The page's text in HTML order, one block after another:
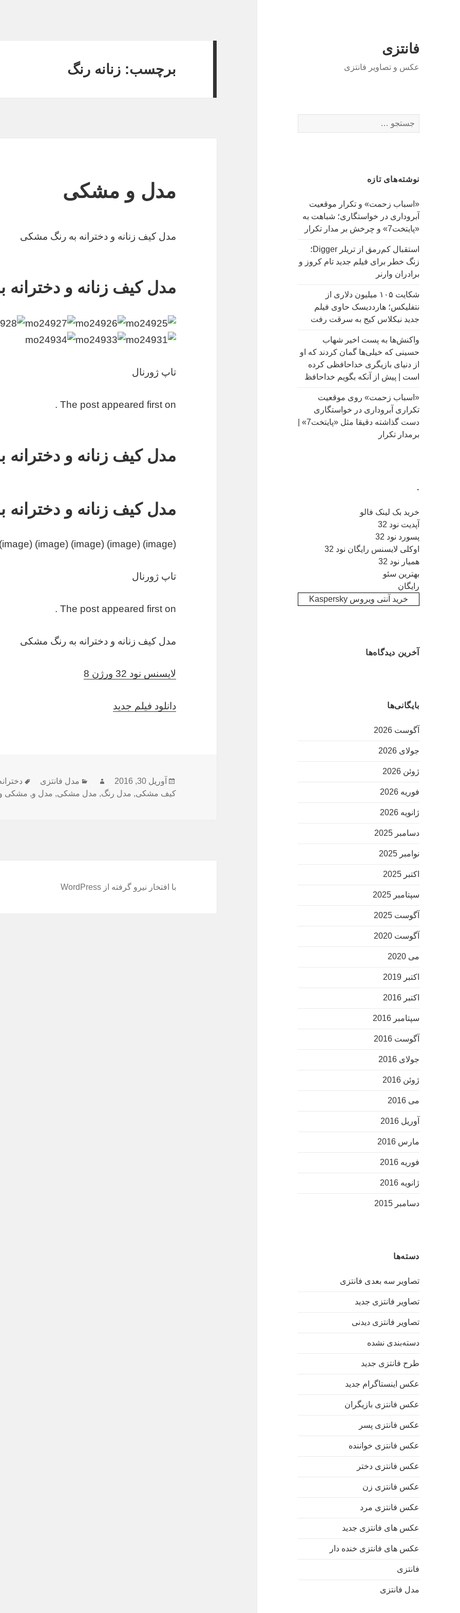
فانتزی
عکس و تصاویر فانتزی
س
ب
ا
ی
:
نوشته‌های تازه
«اسباب زحمت» و تکرار موقعیت
آبروداری در خواستگاری؛ شباهت به
«پایتخت7» و چرخش بر مدار تکرار
استقبال کم‌رمق از تریلر Digger؛
زنگ خطر برای فیلم جدید تام کروز و
برادران وارنر
شکایت ۱۰۵ میلیون دلاری از
نتفلیکس؛ هارددیسک حاوی فیلم
جدید نیکلاس کیج به سرقت رفت
واکنش‌ها به پست اخیر شهاب
حسینی که خیلی‌ها گمان کردند که او
از دنیای بازیگری خداحافظی کرده
است | پیش از آنکه بگویم خداحافظ
«اسباب زحمت» روی موقعیت
تکراری آبروداری در خواستگاری
دست گذاشته دقیقا مثل «پایتخت7» |
برمدار تکرار
.
خرید بک لینک فالو
آپدیت نود 32
پسورد نود 32
اوکلی لایسنس رایگان نود 32
همیار نود 32
بهترین سئو
رایگان
خرید آنتی ویروس Kaspersky
آخرین دیدگاه‌ها
بایگانی‌ها
آگوست 2026
جولای 2026
ژوئن 2026
فوریه 2026
ژانویه 2026
دسامبر 2025
نوامبر 2025
اکتبر 2025
سپتامبر 2025
آگوست 2025
آگوست 2020
می 2020
اکتبر 2019
اکتبر 2016
سپتامبر 2016
آگوست 2016
جولای 2016
ژوئن 2016
می 2016
آوریل 2016
مارس 2016
فوریه 2016
ژانویه 2016
دسامبر 2015
دسته‌ها
تصاویر سه بعدی فانتزی
تصاویر فانتزی جدید
تصاویر فانتزی دیدنی
دسته‌بندی نشده
طرح فانتزی جدید
عکس اینستاگرام جدید
عکس فانتزی بازیگران
عکس فانتزی پسر
عکس فانتزی خواننده
عکس فانتزی دختر
عکس فانتزی زن
عکس فانتزی مرد
عکس های فانتزی جدید
عکس های فانتزی خنده دار
فانتزی
مدل فانتزی
برچسب: زنانه رنگ
مدل و مشکی
مدل کیف زنانه و دخترانه به رنگ مشکی
مدل کیف زنانه و
تاپ ژورنال
The post appeared first on .
مدل کیف زنانه و
مدل کیف زنانه و
(image) (image) (image) (image) (image) (image) (image) (image) (image)
تاپ ژورنال
The post appeared first on .
مدل کیف زنانه و دخترانه به رنگ مشکی
لایسنس نود 32 ورژن 8
دانلود فیلم جدید
ارسال
شده
آوریل 30, 2016 نویسندهدسته‌ها
مدل فانتزی
کیف مشکی, مدل رنگ, مدل مشکی, مدل و, مشکی
با افتخار نیرو گرفته از WordPress